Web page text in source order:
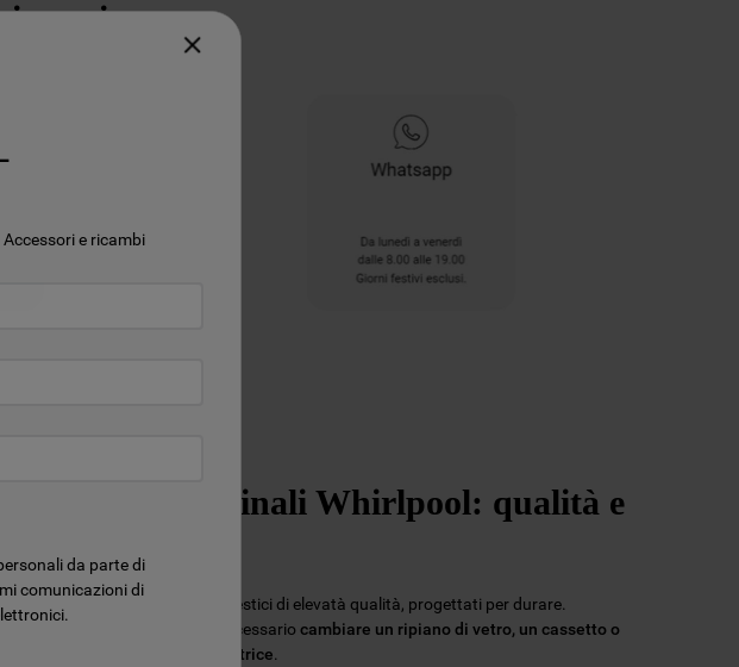
ricambi originali Whirlpool: qualità e
da decenni elettrodomestici di elevatà qualità, progettati per durare.
col tempo potrebbe essere necessario cambiare un ripiano di vetro, un cassetto o
un nuovo filtro nella lavatrice
e ricambi
da parte di
comunicazioni di